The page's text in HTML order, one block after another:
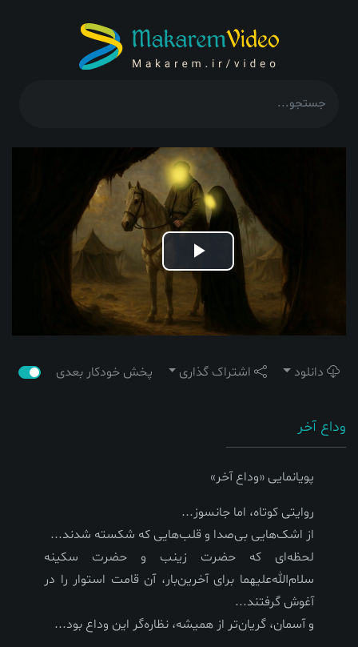
Play
Video
دانلود اشتراک گذاری پخش خودکار بعدی
وداع آخر
پویانمایی «وداع آخر»
روایتی کوتاه، اما جانسوز...
از اشک‌هایی بی‌صدا و قلب‌هایی که شکسته شدند...
لحظه‌ای که حضرت زینب و حضرت سکینه
سلام‌الله‌علیهما برای آخرین‌بار، آن قامت استوار را در
آغوش گرفتند...
و آسمان، گریان‌تر از همیشه، نظاره‌گر این وداع بود...